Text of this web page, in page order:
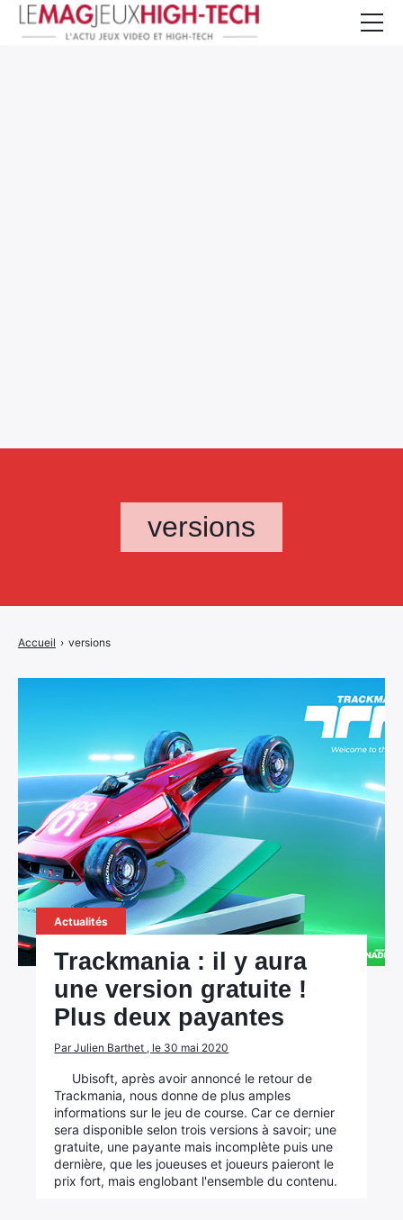
versions
Accueil › versions
Actualités
Trackmania : il y aura
une version gratuite !
Plus deux payantes
Par Julien Barthet , le 30 mai 2020
Ubisoft, après avoir annoncé le retour de
Trackmania, nous donne de plus amples
informations sur le jeu de course. Car ce dernier
sera disponible selon trois versions à savoir; une
gratuite, une payante mais incomplète puis une
dernière, que les joueuses et joueurs paieront le
prix fort, mais englobant l'ensemble du contenu.